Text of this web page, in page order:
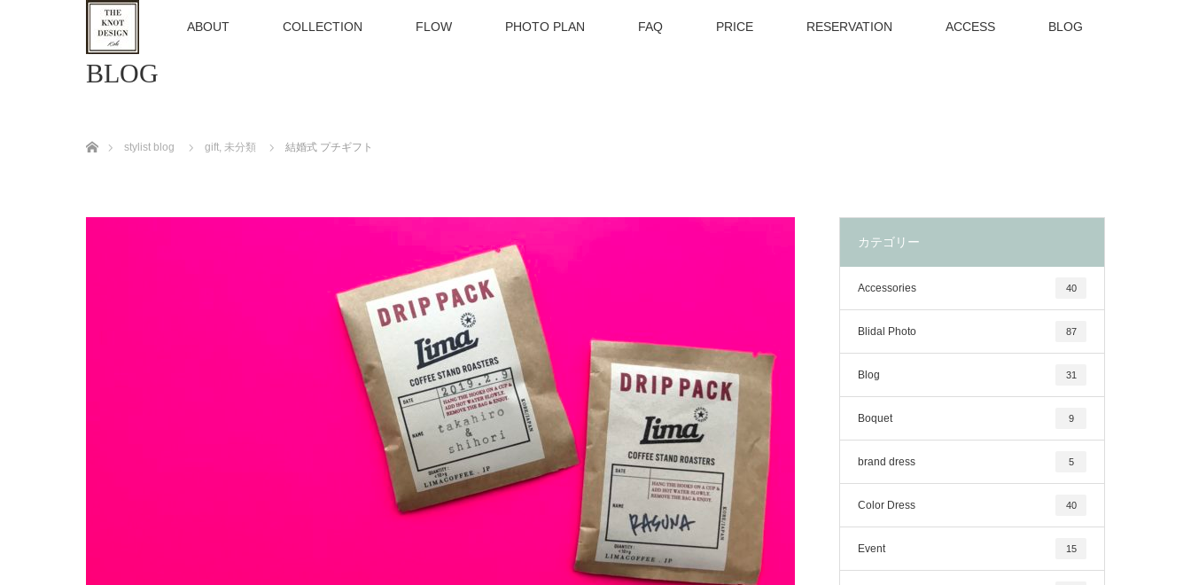
TOP ABOUT COLLECTION FLOW PHOTO PLAN FAQ PRICE RESERVATION ACCESS BLOG
BLOG
stylist blog
gift, 未分類 結婚式 プチギフト
カテゴリー
Accessories 40
Blidal Photo 87
Blog 31
Boquet 9
brand dress 5
Color Dress 40
Event 15